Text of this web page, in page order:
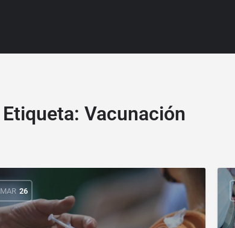
Etiqueta: Vacunación
MAR 26